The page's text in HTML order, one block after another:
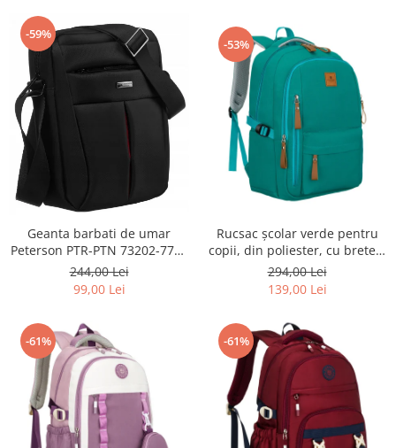
-59%
Geanta barbati de umar
Peterson PTR-PTN 73202-7738
BL
244,00 Lei
99,00 Lei
-53%
Rucsac școlar verde pentru
copii, din poliester, cu bretele
reglabile - Peterson PTR-PTN
BHX-01-9259 Gree
294,00 Lei
139,00 Lei
-61% -61%